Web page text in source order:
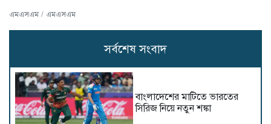
এমএসএম / এমএসএম
সর্বশেষ সংবাদ
বাংলাদেশের মাটিতে ভারতের
সিরিজ নিয়ে নতুন শঙ্কা